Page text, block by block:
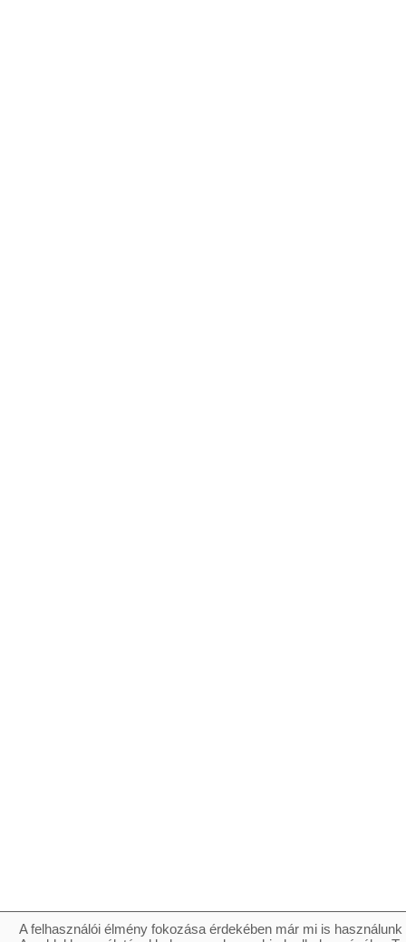
A felhasználói élmény fokozása érdekében már mi is